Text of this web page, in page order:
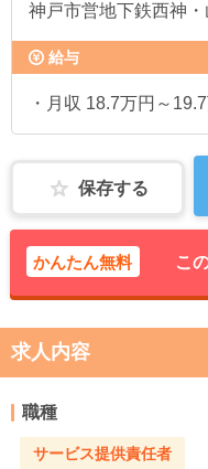
神戸市営地下鉄西神
給与
・月収 18.7万円～
保存する
かんたん無料 こ
求人内容
職種
サービス提供責任者